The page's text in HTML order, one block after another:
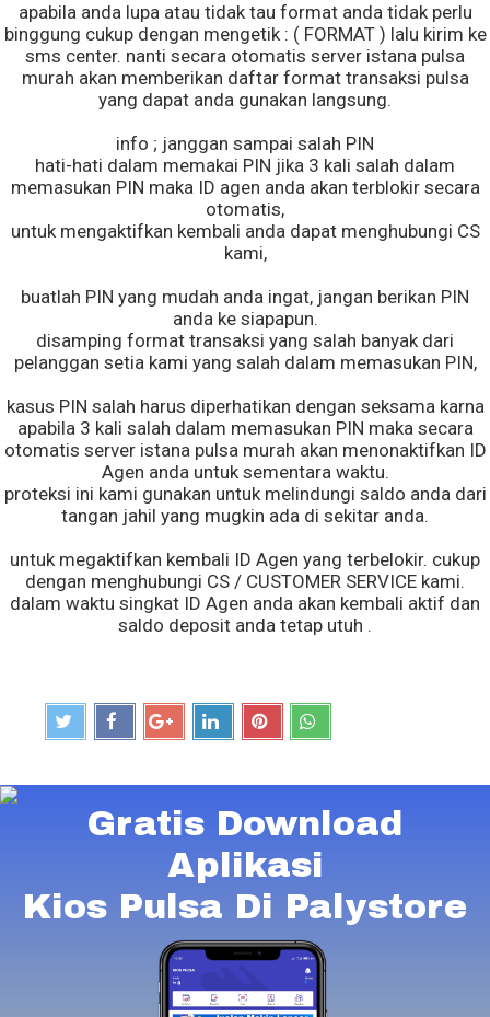
apabila anda lupa atau tidak tau format anda tidak perlu
binggung cukup dengan mengetik : ( FORMAT ) lalu kirim ke
sms center. nanti secara otomatis server istana pulsa
murah akan memberikan daftar format transaksi pulsa
yang dapat anda gunakan langsung.
info ; janggan sampai salah PIN
hati-hati dalam memakai PIN jika 3 kali salah dalam
memasukan PIN maka ID agen anda akan terblokir secara
otomatis,
untuk mengaktifkan kembali anda dapat menghubungi CS
kami,
buatlah PIN yang mudah anda ingat, jangan berikan PIN
anda ke siapapun.
disamping format transaksi yang salah banyak dari
pelanggan setia kami yang salah dalam memasukan PIN,
kasus PIN salah harus diperhatikan dengan seksama karna
apabila 3 kali salah dalam memasukan PIN maka secara
otomatis server istana pulsa murah akan menonaktifkan ID
Agen anda untuk sementara waktu.
proteksi ini kami gunakan untuk melindungi saldo anda dari
tangan jahil yang mugkin ada di sekitar anda.
untuk megaktifkan kembali ID Agen yang terbelokir. cukup
dengan menghubungi CS / CUSTOMER SERVICE kami.
dalam waktu singkat ID Agen anda akan kembali aktif dan
saldo deposit anda tetap utuh .
Gratis Download
Aplikasi
Kios Pulsa Di Palystore